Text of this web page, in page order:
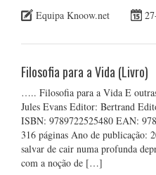
Equipa Knoow.net
Filosofia para a Vida (Livro)
….. Filosofia para a Vida E
Jules Evans Editor: Bertrand
ISBN: 9789722525480 EAN:
316 páginas Ano de publicação:
salvar de cair numa profunda
com a noção de […]